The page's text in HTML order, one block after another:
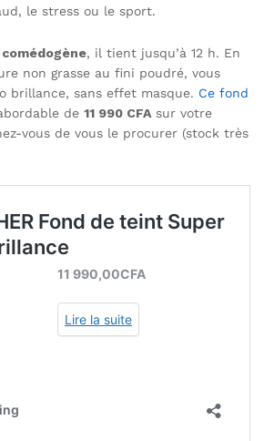
le stress ou le sport.
, il tient jusqu’à 12 h. En
non grasse au fini poudré, vous
brillance, sans effet masque. Ce fond
de 11 990 CFA sur votre
vous de vous le procurer (stock très